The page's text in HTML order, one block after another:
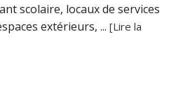
scolaire, locaux de services
extérieurs, ...[Lire la